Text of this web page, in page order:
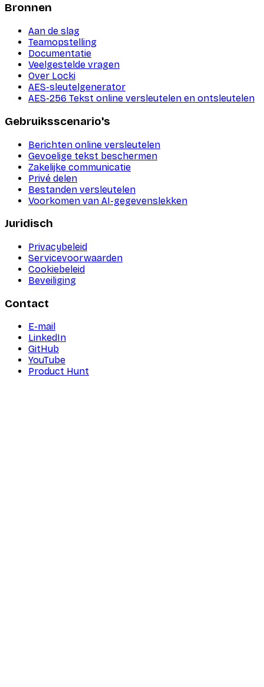
Bronnen
Aan de slag
Teamopstelling
Documentatie
Veelgestelde vragen
Over Locki
AES-sleutelgenerator
AES-256 Tekst online versleutelen en ontsleutelen
Gebruiksscenario's
Berichten online versleutelen
Gevoelige tekst beschermen
Zakelijke communicatie
Privé delen
Bestanden versleutelen
Voorkomen van AI-gegevenslekken
Juridisch
Privacybeleid
Servicevoorwaarden
Cookiebeleid
Beveiliging
Contact
E-mail
LinkedIn
GitHub
YouTube
Product Hunt